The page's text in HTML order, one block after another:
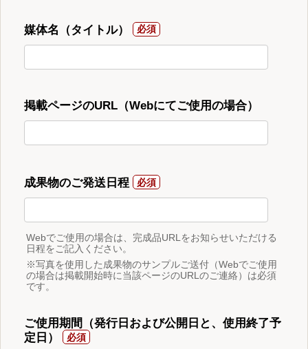
媒体名（タイトル）
掲載ページのURL（Webにてご使用の場合）
成果物のご発送日程
Webでご使用の場合は、完成品URLをお知らせいただける
日程をご記入ください。
※写真を使用した成果物のサンプルご送付（Webでご使用
の場合は掲載開始時に当該ページのURLのご連絡）は必須
です。
ご使用期間（発行日および公開日と、使用終了予
定日）